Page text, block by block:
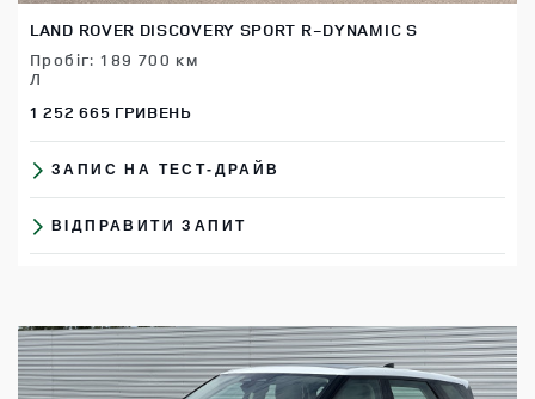
LAND ROVER DISCOVERY SPORT R-DYNAMIC S
Пробіг: 189 700 км
Л
1 252 665 ГРИВЕНЬ
ЗАПИС НА ТЕСТ-ДРАЙВ
ВІДПРАВИТИ ЗАПИТ